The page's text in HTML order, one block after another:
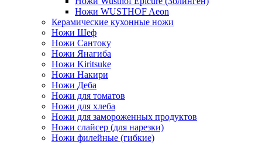
Ножи WUSTHOF Aeon
Керамические кухонные ножи
Ножи Шеф
Ножи Сантоку
Ножи Янагиба
Ножи Kiritsuke
Ножи Накири
Ножи Деба
Ножи для томатов
Ножи для хлеба
Ножи для замороженных продуктов
Ножи слайсер (для нарезки)
Ножи филейные (гибкие)